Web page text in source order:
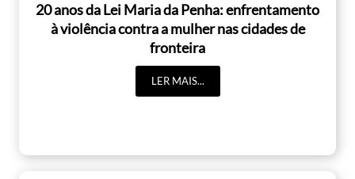
20 anos da Lei Maria da Penha: enfrentamento
à violência contra a mulher nas cidades de
fronteira
LER MAIS...